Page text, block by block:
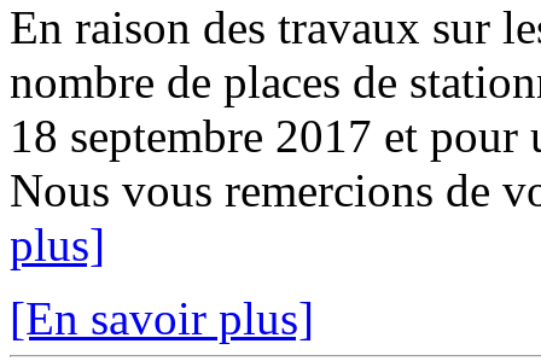
En raison des travaux sur
nombre de places de
18 septembre 2017 et
Nous vous remercions de
plus]
[En savoir plus]